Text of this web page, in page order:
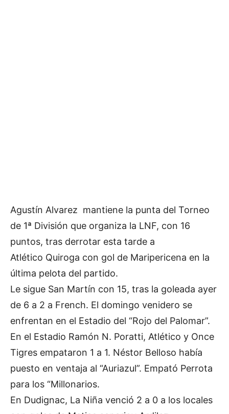
Agustín Alvarez mantiene la punta del Torneo
de 1ª División que organiza la LNF, con 16
puntos, tras derrotar esta tarde a
Atlético Quiroga con gol de Maripericena en la
última pelota del partido.
Le sigue San Martín con 15, tras la goleada ayer
de 6 a 2 a French. El domingo venidero se
enfrentan en el Estadio del “Rojo del Palomar”.
En el Estadio Ramón N. Poratti, Atlético y Once
Tigres empataron 1 a 1. Néstor Belloso había
puesto en ventaja al “Auriazul”. Empató Perrota
para los “Millonarios.
En Dudignac, La Niña venció 2 a 0 a los locales